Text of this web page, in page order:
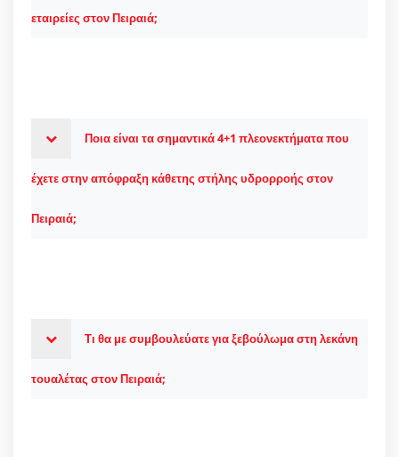
εταιρείες στον Πειραιά;
Ποια είναι τα σημαντικά 4+1 πλεονεκτήματα που
έχετε στην απόφραξη κάθετης στήλης υδρορροής στον
Πειραιά;
Τι θα με συμβουλεύατε για ξεβούλωμα στη λεκάνη
τουαλέτας στον Πειραιά;